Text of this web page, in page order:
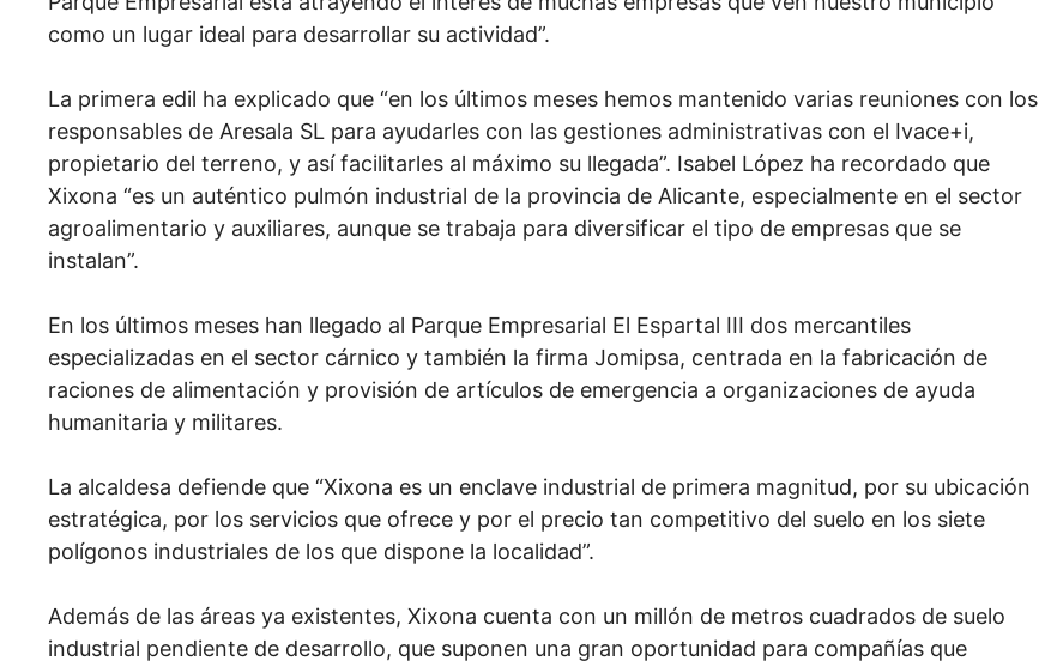
como un lugar ideal para desarrollar su actividad”.
La primera edil ha explicado que “en los últimos meses hemos mantenido varias reuniones con los
responsables de Aresala SL para ayudarles con las gestiones administrativas con el Ivace+i,
propietario del terreno, y así facilitarles al máximo su llegada”. Isabel López ha recordado que
Xixona “es un auténtico pulmón industrial de la provincia de Alicante, especialmente en el sector
agroalimentario y auxiliares, aunque se trabaja para diversificar el tipo de empresas que se
instalan”.
En los últimos meses han llegado al Parque Empresarial El Espartal III dos mercantiles
especializadas en el sector cárnico y también la firma Jomipsa, centrada en la fabricación de
raciones de alimentación y provisión de artículos de emergencia a organizaciones de ayuda
humanitaria y militares.
La alcaldesa defiende que “Xixona es un enclave industrial de primera magnitud, por su ubicación
estratégica, por los servicios que ofrece y por el precio tan competitivo del suelo en los siete
polígonos industriales de los que dispone la localidad”.
Además de las áreas ya existentes, Xixona cuenta con un millón de metros cuadrados de suelo
industrial pendiente de desarrollo, que suponen una gran oportunidad para compañías que